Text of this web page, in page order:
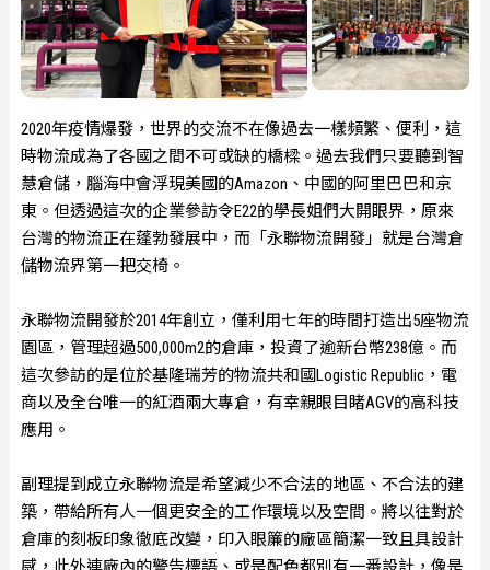
2020年疫情爆發，世界的交流不在像過去一樣頻繁、便利，這
時物流成為了各國之間不可或缺的橋樑。過去我們只要聽到智
慧倉儲，腦海中會浮現美國的Amazon、中國的阿里巴巴和京
東。但透過這次的企業參訪令E22的學長姐們大開眼界，原來
台灣的物流正在蓬勃發展中，而「永聯物流開發」就是台灣倉
儲物流界第一把交椅。
永聯物流開發於2014年創立，僅利用七年的時間打造出5座物流
園區，管理超過500,000m2的倉庫，投資了逾新台幣238億。而
這次參訪的是位於基隆瑞芳的物流共和國Logistic Republic，電
商以及全台唯一的紅酒兩大專倉，有幸親眼目睹AGV的高科技
應用。
副理提到成立永聯物流是希望減少不合法的地區、不合法的建
築，帶給所有人一個更安全的工作環境以及空間。將以往對於
倉庫的刻板印象徹底改變，印入眼簾的廠區簡潔一致且具設計